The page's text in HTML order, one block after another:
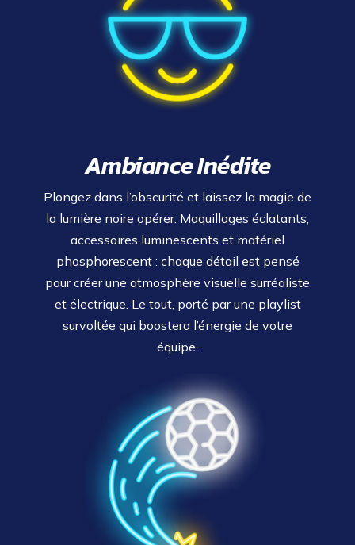
Ambiance Inédite
Plongez dans l’obscurité et laissez la magie de
la lumière noire opérer. Maquillages éclatants,
accessoires luminescents et matériel
phosphorescent : chaque détail est pensé
pour créer une atmosphère visuelle surréaliste
et électrique. Le tout, porté par une playlist
survoltée qui boostera l’énergie de votre
équipe.